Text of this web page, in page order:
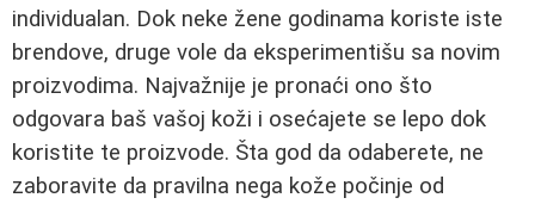
individualan. Dok neke žene godinama koriste iste
brendove, druge vole da eksperimentišu sa novim
proizvodima. Najvažnije je pronaći ono što
odgovara baš vašoj koži i osećajete se lepo dok
koristite te proizvode. Šta god da odaberete, ne
zaboravite da pravilna nega kože počinje od